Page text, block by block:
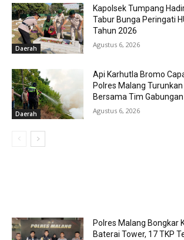
Daerah
Kapolsek Tumpang
Tabur Bunga Peringati
Tahun 2026
Agustus 6, 2026
Daerah
Api Karhutla Bromo
Polres Malang Turunkan
Bersama Tim Gabungan
Agustus 6, 2026
Polres Malang Bongkar
Baterai Tower, 17 TKP